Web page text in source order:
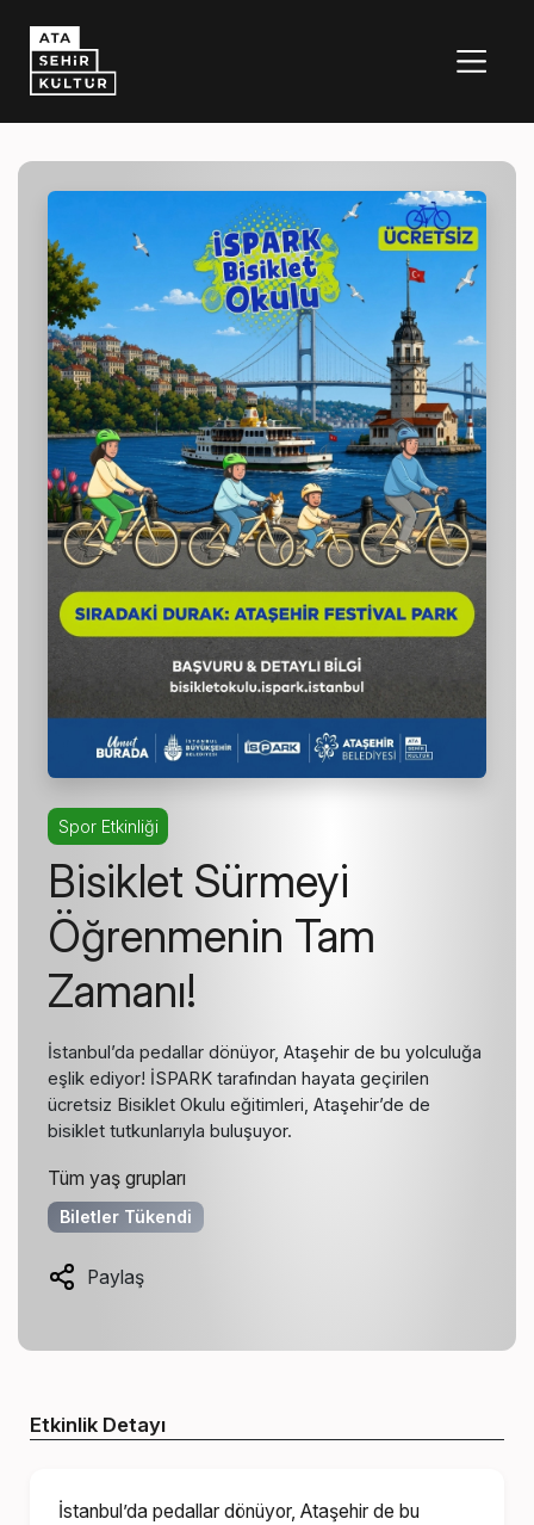
Spor Etkinliği
Bisiklet Sürmeyi
Öğrenmenin Tam
Zamanı!
İstanbul’da pedallar dönüyor, Ataşehir de bu yolculuğa
eşlik ediyor! İSPARK tarafından hayata geçirilen
ücretsiz Bisiklet Okulu eğitimleri, Ataşehir’de de
bisiklet tutkunlarıyla buluşuyor.
Tüm yaş grupları
Biletler Tükendi
Paylaş
Etkinlik Detayı
İstanbul’da pedallar dönüyor, Ataşehir de bu